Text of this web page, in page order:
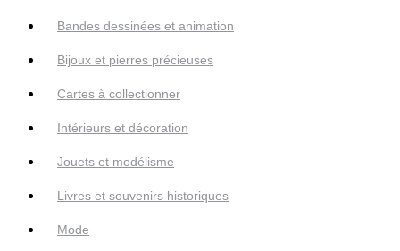
Bandes dessinées et animation
Bijoux et pierres précieuses
Cartes à collectionner
Intérieurs et décoration
Jouets et modélisme
Livres et souvenirs historiques
Mode